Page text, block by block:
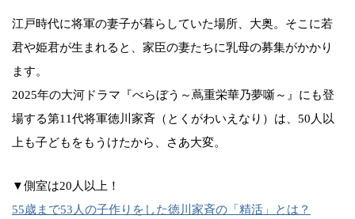
江戸時代に将軍の妻子が暮らしていた場所、大奥。そこに若
君や姫君が生まれると、家臣の妻たちに乳母の募集がかかり
ます。
2025年の大河ドラマ『べらぼう～蔦重栄華乃夢噺～』にも登
場する第11代将軍徳川家斉（とくがわいえなり）は、50人以
上も子どもをもうけたから、さあ大変。
▼側室は20人以上！
55歳まで53人の子作りをした徳川家斉の「精活」とは？